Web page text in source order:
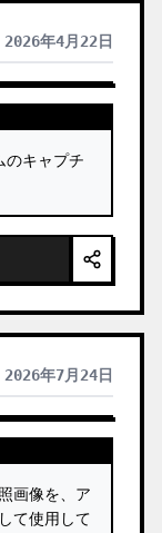
2026年4月22日
のキャプチ
2026年7月24日
画像を、ア
て使用して